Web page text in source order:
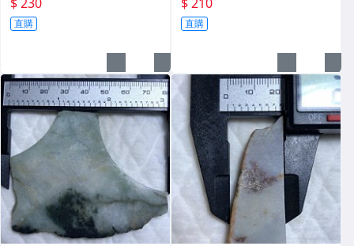
件、紋裂美學、邊角料
直購
信交易。 翡翠 毛料 掛件
直購